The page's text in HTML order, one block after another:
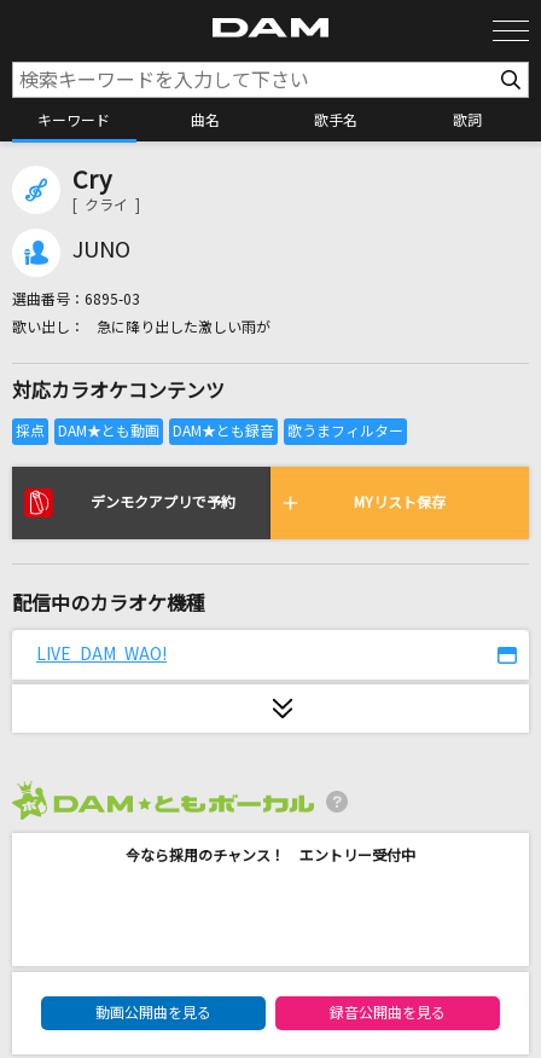
キーワード 曲名 歌手名 歌詞
全国りれき
リアルタイムで歌われている曲の一覧
[生音]ツキミソウ
[生音]115万キロのフィルム
Missing
Cry
[ クライ ]
JUNO
選曲番号： 6895-03
急に降り出した激しい雨が
対応カラオケコンテンツ
デンモクアプリで予約 MYリスト保存
配信中のカラオケ機種
LIVE DAM WAO!
今なら採用のチャンス！ エントリー受付中
DAM★ともボーカルエントリーランキング
動画公開曲を見る
録音公開曲を見る